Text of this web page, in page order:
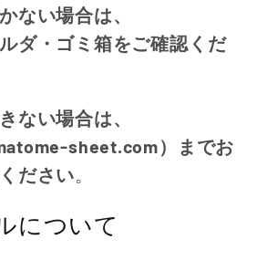
ない場合は、
ダ・ゴミ箱をご確認くだ
ない場合は、
sheet.com）までお
ださい。
について